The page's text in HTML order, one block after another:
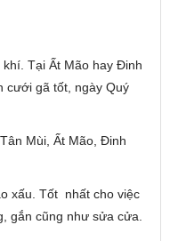
Tại Ất Mão hay Đinh
cưới gã tốt, ngày Quý
Mùi, Ất Mão, Đinh
xấu. Tốt nhất cho việc
gắn cũng như sửa cửa.